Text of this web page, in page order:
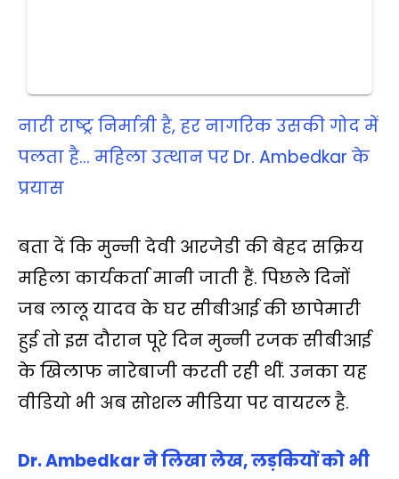
नारी राष्ट्र निर्मात्री है, हर नागरिक उसकी गोद में
पलता है… महिला उत्‍थान पर Dr. Ambedkar के
प्रयास
बता दें कि मुन्‍नी देवी आरजेडी की बेहद सक्रिय
महिला कार्यकर्ता मानी जाती हैं. पिछले दिनों
जब लालू यादव के घर सीबीआई की छापेमारी
हुई तो इस दौरान पूरे दिन मुन्नी रजक सीबीआई
के खिलाफ नारेबाजी करती रही थीं. उनका यह
वीडियो भी अब सोशल मीडिया पर वायरल है.
Dr. Ambedkar ने लिखा लेख, लड़कियों को भी